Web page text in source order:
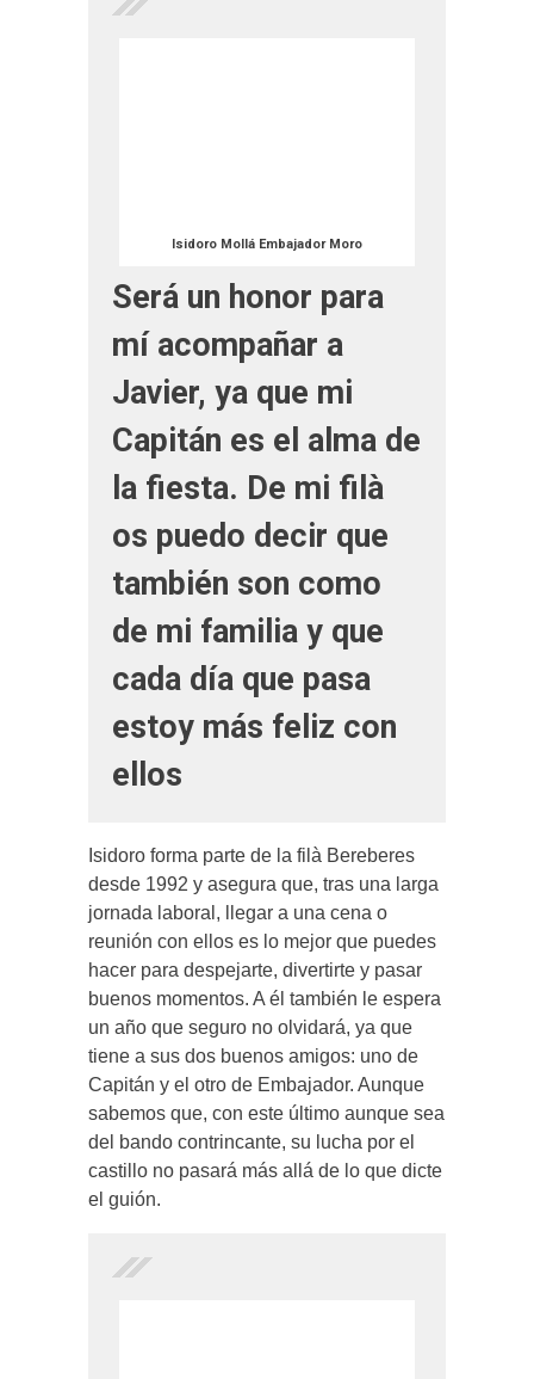
Isidoro Mollá Embajador Moro
Será un honor para
mí acompañar a
Javier, ya que mi
Capitán es el alma de
la fiesta. De mi filà
os puedo decir que
también son como
de mi familia y que
cada día que pasa
estoy más feliz con
ellos
Isidoro forma parte de la filà Bereberes
desde 1992 y asegura que, tras una larga
jornada laboral, llegar a una cena o
reunión con ellos es lo mejor que puedes
hacer para despejarte, divertirte y pasar
buenos momentos. A él también le espera
un año que seguro no olvidará, ya que
tiene a sus dos buenos amigos: uno de
Capitán y el otro de Embajador. Aunque
sabemos que, con este último aunque sea
del bando contrincante, su lucha por el
castillo no pasará más allá de lo que dicte
el guión.